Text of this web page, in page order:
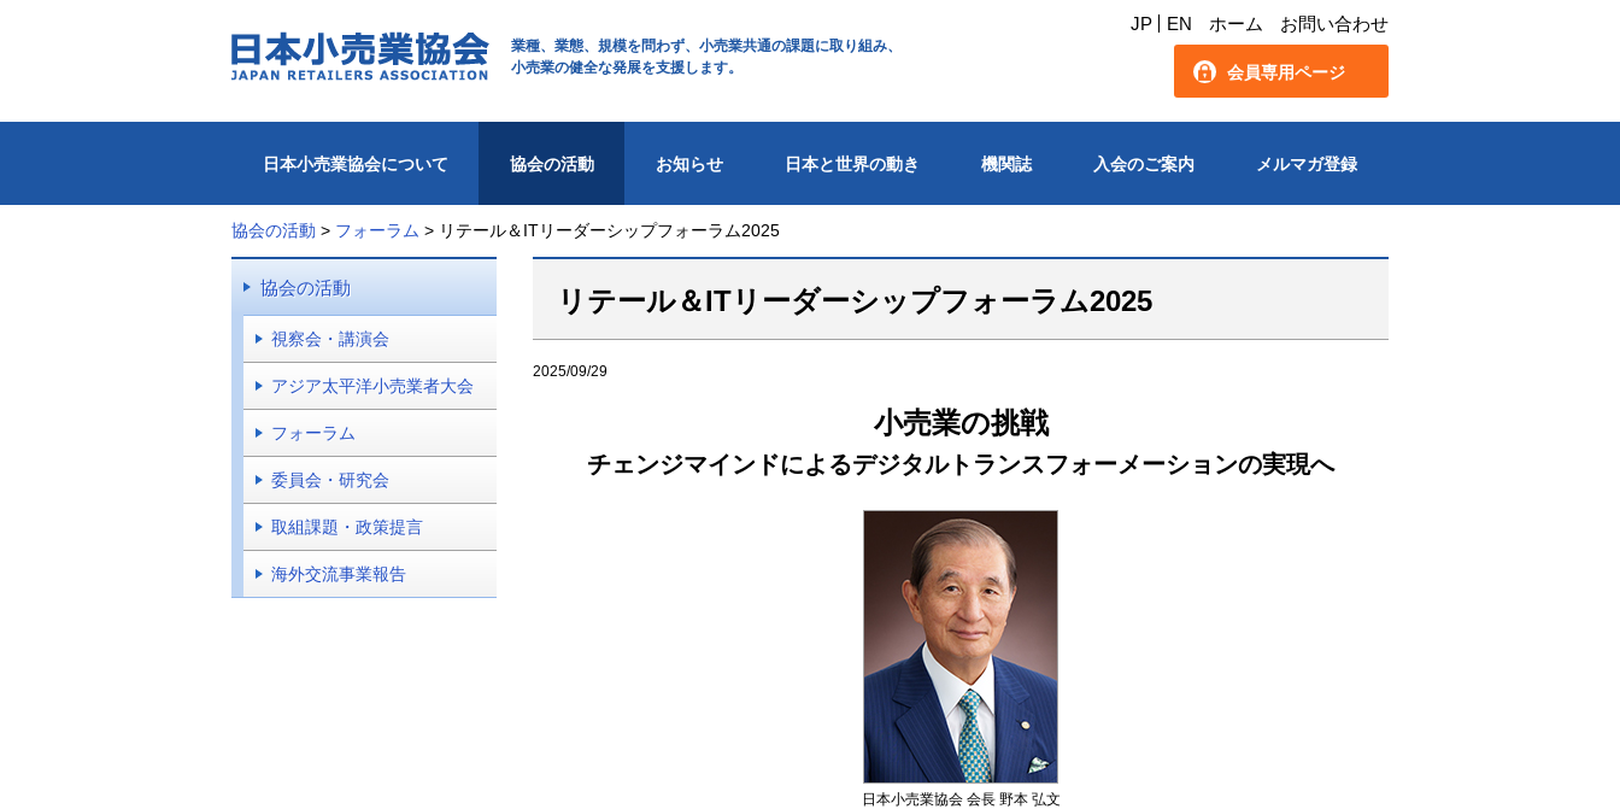
業種、業態、規模を問わず、小売業共通の課題に取り組み、
小売業の健全な発展を支援します。
JP EN ホーム お問い合わせ
会員専用ページ
日本小売業協会について 協会の活動 お知らせ 日本と世界の動き 機関誌 入会のご案内 メルマガ登録
協会の活動 > フォーラム > リテール＆ITリーダーシップフォーラム2025
リテール＆ITリーダーシップフォーラム2025
2025/09/29
小売業の挑戦
チェンジマインドによるデジタルトランスフォーメーションの実現へ
日本小売業協会 会長 野本 弘文
協会の活動
視察会・講演会
アジア太平洋小売業者大会
フォーラム
委員会・研究会
取組課題・政策提言
海外交流事業報告